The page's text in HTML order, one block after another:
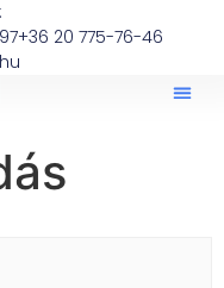
+36 20 775-76-46